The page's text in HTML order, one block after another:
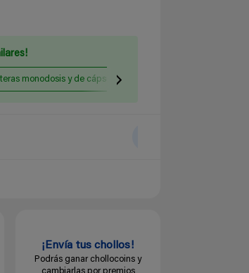
monodosis y de cápsulas
¡Envía tus chollos!
Podrás ganar chollocoins y